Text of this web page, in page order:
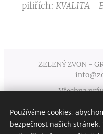
pilířích: KVALITA -
ZELENÝ ZVON -
Všechna
Obchodní
Používáme cookies,
bezpečnost našich